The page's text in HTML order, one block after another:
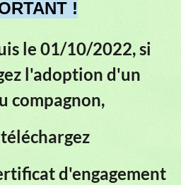
!
le 01/10/2022, si
l'adoption d'un
compagnon,
d'engagement